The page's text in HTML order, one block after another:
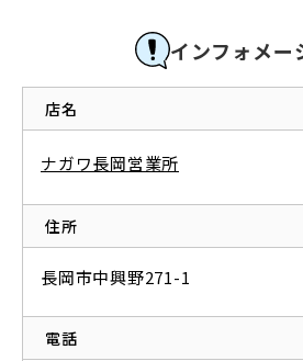
インフォメー
店名
ナガワ長岡営業所
住所
長岡市中興野271-1
電話